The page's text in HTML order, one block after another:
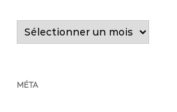
Archives
MÉTA